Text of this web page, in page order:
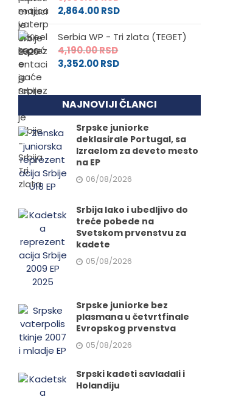
2,864.00RSD
Serbia WP - Tri zlata (TEGET)
4,190.00RSD
3,352.00RSD
NAJNOVIJI ČLANCI
Srpske juniorke
deklasirale Portugal, sa
Izraelom za deveto mesto
na EP
06/08/2026
Srbija lako i ubedljivo do
treće pobede na
Svetskom prvenstvu za
kadete
05/08/2026
Srpske juniorke bez
plasmana u četvrtfinale
Evropskog prvenstva
05/08/2026
Srpski kadeti savladali i
Holandiju